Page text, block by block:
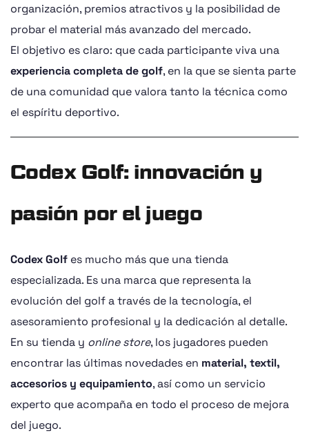
organización, premios atractivos y la posibilidad de
probar el material más avanzado del mercado.
El objetivo es claro: que cada participante viva una
experiencia completa de golf, en la que se sienta parte
de una comunidad que valora tanto la técnica como
el espíritu deportivo.
Codex Golf: innovación y
pasión por el juego
Codex Golf es mucho más que una tienda
especializada. Es una marca que representa la
evolución del golf a través de la tecnología, el
asesoramiento profesional y la dedicación al detalle.
En su tienda y online store, los jugadores pueden
encontrar las últimas novedades en material, textil,
accesorios y equipamiento, así como un servicio
experto que acompaña en todo el proceso de mejora
del juego.